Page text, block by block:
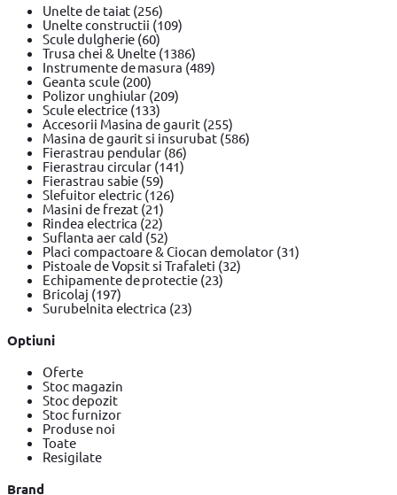
Unelte de taiat (256)
Unelte constructii (109)
Scule dulgherie (60)
Trusa chei & Unelte(1386)
Instrumente de masura (489)
Geanta scule (200)
Polizor unghiular(209)
Scule electrice (133)
Accesorii Masina de gaurit (255)
Masina de gaurit si insurubat (586)
Fierastrau pendular (86)
Fierastrau circular (141)
Fierastrau sabie (59)
Slefuitor electric(126)
Masini de frezat (21)
Rindea electrica (22)
Suflanta aer cald(52)
Placi compactoare & Ciocan demolator (31)
Pistoale de Vopsit si Trafaleti (32)
Echipamente de protectie (23)
Bricolaj (197)
Surubelnita electrica (23)
Optiuni
Oferte
Stoc magazin
Stoc depozit
Stoc furnizor
Produse noi
Toate
Resigilate
Brand